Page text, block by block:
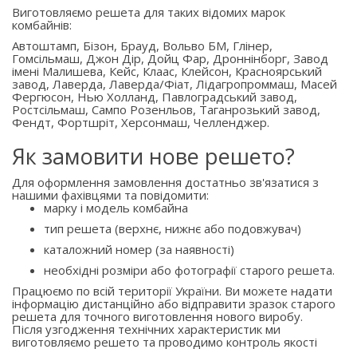
Виготовляємо решета для таких відомих марок
комбайнів:
Автоштамп, Бізон, Брауд, Вольво БМ, Глінер,
Гомсільмаш, Джон Дір, Дойц Фар, Дроннінборг, Завод
імені Малишева, Кейс, Клаас, Клейсон, Красноярський
завод, Лаверда, Лаверда/Фіат, Лідагропроммаш, Масей
Фергюсон, Нью Холланд, Павлоградський завод,
Ростсільмаш, Сампо Розенльов, Таганрозький завод,
Фендт, Фортшріт, Херсонмаш, Челленджер.
Як замовити нове решето?
Для оформлення замовлення достатньо зв'язатися з
нашими фахівцями та повідомити:
марку і модель комбайна
тип решета (верхнє, нижнє або подовжувач)
каталожний номер (за наявності)
необхідні розміри або фотографії старого решета.
Працюємо по всій території України. Ви можете надати
інформацію дистанційно або відправити зразок старого
решета для точного виготовлення нового виробу.
Після узгодження технічних характеристик ми
виготовляємо решето та проводимо контроль якості